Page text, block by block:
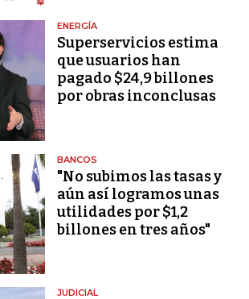
ENERGÍA
Superservicios estima
que usuarios han
pagado $24,9 billones
por obras inconclusas
BANCOS
"No subimos las tasas y
aún así logramos unas
utilidades por $1,2
billones en tres años"
JUDICIAL